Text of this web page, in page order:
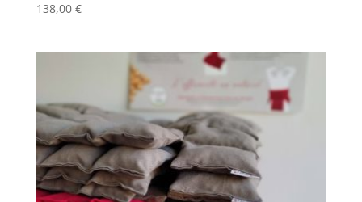
138,00 €